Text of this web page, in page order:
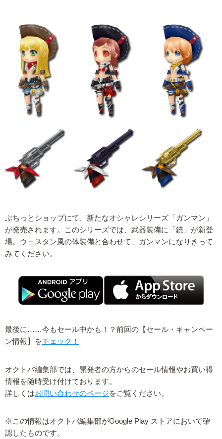
ぷちっとショップにて、新たなオシャレシリーズ「ガンマン」
が発売されます。このシリーズでは、武器装備に「銃」が新登
場。ウェスタン風の体装備と合わせて、ガンマンになりきって
みてください。
最後に……今もセール中かも！？前回の【セール・キャンペー
ン情報】をチェック！
オクトバ編集部では、開発者の方からのセール情報やお買い得
情報を随時受け付けております。
詳しくはお問い合わせのページをご覧ください。
※この情報はオクトバ編集部がGoogle Play ストアにおいて確
認したものです。